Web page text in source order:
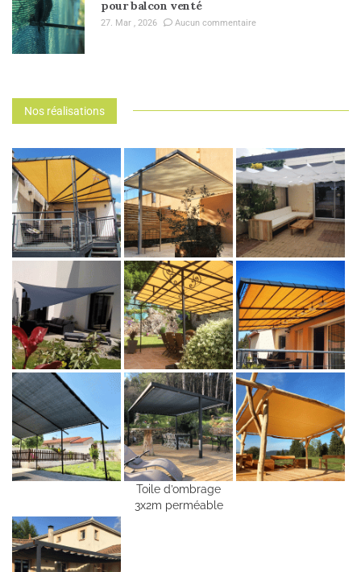
pour balcon venté
27. Mar , 2026 Aucun commentaire
Nos réalisations
Toile d’ombrage
3x2m perméable